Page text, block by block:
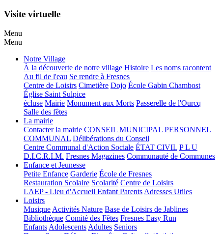
Visite virtuelle
Menu
Menu
Notre Village
À la découverte de notre village Histoire Les noms racontent
Au fil de l'eau Se rendre à Fresnes
Centre de Loisirs Cimetière Dojo École Gabin Chambost
Église Saint Sulpice
écluse Mairie Monument aux Morts Passerelle de l'Ourcq
Salle des fêtes
La mairie
Contacter la mairie CONSEIL MUNICIPAL PERSONNEL
COMMUNAL Délibérations du Conseil
Centre Communal d'Action Sociale ÉTAT CIVIL P L U
D.I.C.R.I.M. Fresnes Magazines Communauté de Communes
Enfance et Jeunesse
Petite Enfance Garderie École de Fresnes
Restauration Scolaire Scolarité Centre de Loisirs
LAEP - Lieu d'Accueil Enfant Parents Adresses Utiles
Loisirs
Musique Activités Nature Base de Loisirs de Jablines
Bibliothèque Comité des Fêtes Fresnes Easy Run
Enfants Adolescents Adultes Seniors